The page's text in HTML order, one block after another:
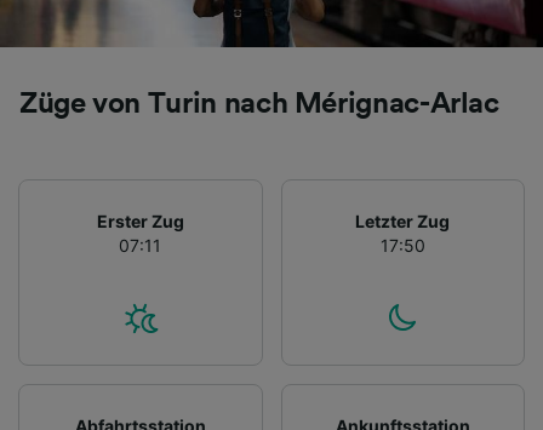
Züge von Turin nach Mérignac-Arlac
Erster Zug
07:11
Letzter Zug
17:50